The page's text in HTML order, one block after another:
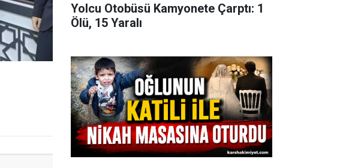
Yolcu Otobüsü Kamyonete Çarptı: 1
Ölü, 15 Yaralı